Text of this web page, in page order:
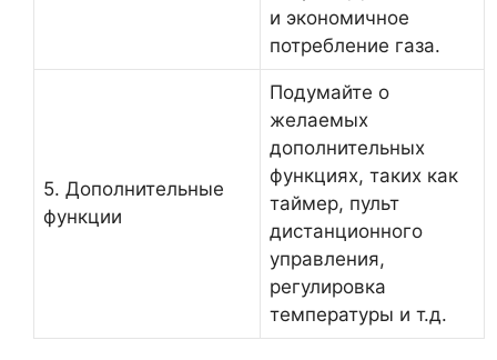
и экономичное
потребление газа.
5. Дополнительные
функции
Подумайте о
желаемых
дополнительных
функциях, таких как
таймер, пульт
дистанционного
управления,
регулировка
температуры и т.д.